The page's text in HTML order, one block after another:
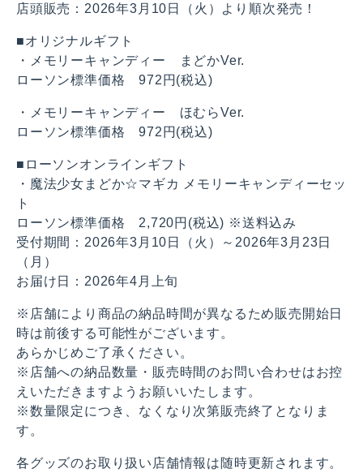
店頭販売：2026年3月10日（火）より順次発売！
■オリジナルギフト
・メモリーキャンディー まどかVer.
ローソン標準価格 972円(税込)
・メモリーキャンディー ほむらVer.
ローソン標準価格 972円(税込)
■ローソンオンラインギフト
・魔法少女まどか☆マギカ メモリーキャンディーセッ
ト
ローソン標準価格 2,720円(税込) ※送料込み
受付期間：2026年3月10日（火）～2026年3月23日
（月）
お届け日：2026年4月上旬
※店舗により商品の納品時間が異なるため販売開始日
時は前後する可能性がございます。
あらかじめご了承ください。
※店舗への納品数量・販売時間のお問い合わせはお控
えいただきますようお願いいたします。
※数量限定につき、なくなり次第販売終了となりま
す。
各グッズのお取り扱い店舗情報は随時更新されます。